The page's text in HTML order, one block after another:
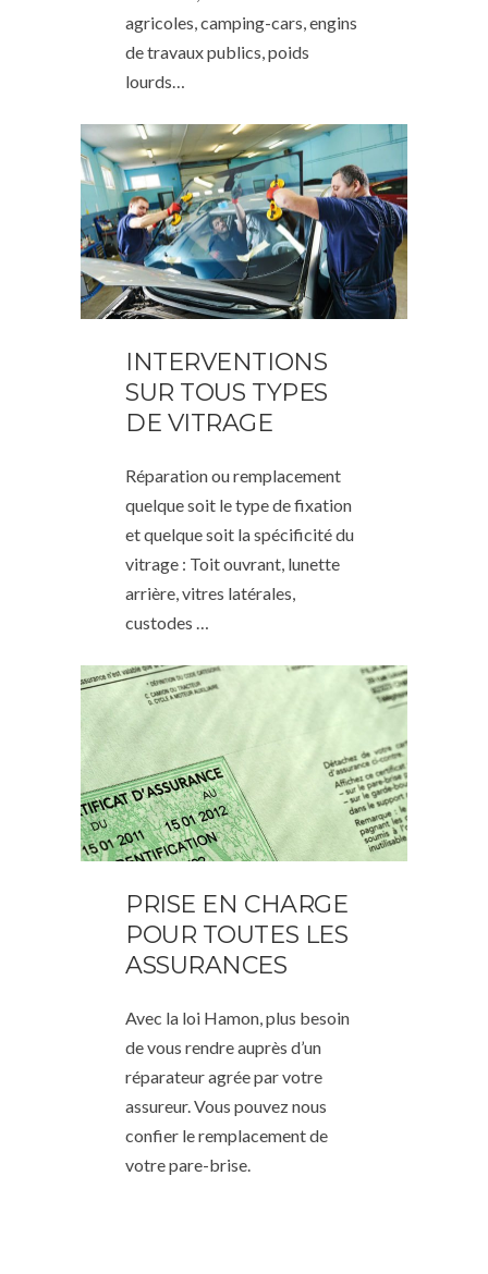
agricoles, camping-cars, engins
de travaux publics, poids
lourds…
INTERVENTIONS
SUR TOUS TYPES
DE VITRAGE
Réparation ou remplacement
quelque soit le type de fixation
et quelque soit la spécificité du
vitrage : Toit ouvrant, lunette
arrière, vitres latérales,
custodes …
PRISE EN CHARGE
POUR TOUTES LES
ASSURANCES
Avec la loi Hamon, plus besoin
de vous rendre auprès d’un
réparateur agrée par votre
assureur. Vous pouvez nous
confier le remplacement de
votre pare-brise.